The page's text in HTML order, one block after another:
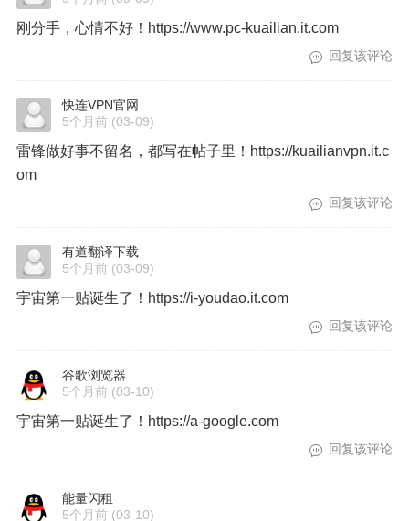
刚分手，心情不好！https://www.pc-kuailian.it.com
回复该评论
快连VPN官网
5个月前 (03-09)
雷锋做好事不留名，都写在帖子里！https://kuailianvpn.it.c
om
回复该评论
有道翻译下载
5个月前 (03-09)
宇宙第一贴诞生了！https://i-youdao.it.com
回复该评论
谷歌浏览器
5个月前 (03-10)
宇宙第一贴诞生了！https://a-google.com
回复该评论
能量闪租
5个月前 (03-10)